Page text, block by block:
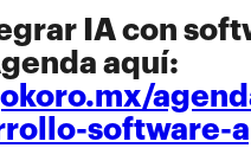
IA con
aquí:
software-